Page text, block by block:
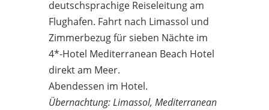
deutschsprachige Reiseleitung am
Flughafen. Fahrt nach Limassol und
Zimmerbezug für sieben Nächte im
4*-Hotel Mediterranean Beach Hotel
direkt am Meer.
Abendessen im Hotel.
Übernachtung: Limassol, Mediterranean